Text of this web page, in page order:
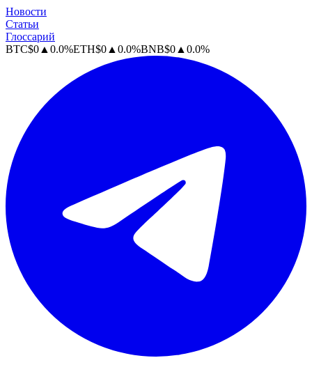
Новости
Статьи
Глоссарий
BTC$0 ▲ 0.0%ETH$0 ▲ 0.0%BNB$0 ▲ 0.0%